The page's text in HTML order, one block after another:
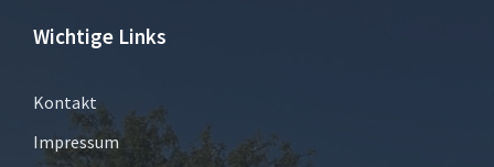
Wichtige Links
Kontakt
Impressum